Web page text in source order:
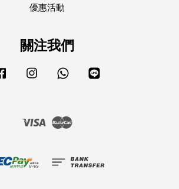
優惠活動
關注我們
Facebook Instagram Whatsapp
Visa